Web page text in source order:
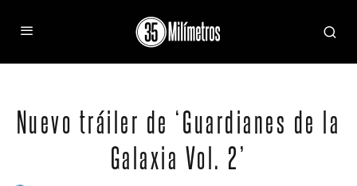
Nuevo tráiler de ‘Guardianes de la
Galaxia Vol. 2’